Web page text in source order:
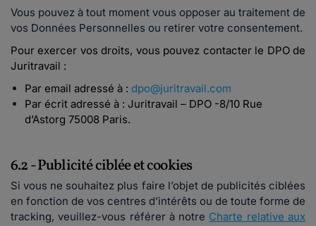
Vous pouvez à tout moment vous opposer au traitement de
vos Données Personnelles ou retirer votre consentement.
Pour exercer vos droits, vous pouvez contacter le DPO de
Juritravail :
Par email adressé à : dpo@juritravail.com
Par écrit adressé à : Juritravail – DPO -8/10 Rue
d’Astorg 75008 Paris.
6.2 - Publicité ciblée et cookies
Si vous ne souhaitez plus faire l’objet de publicités ciblées
en fonction de vos centres d’intérêts ou de toute forme de
tracking, veuillez-vous référer à notre Charte relative aux